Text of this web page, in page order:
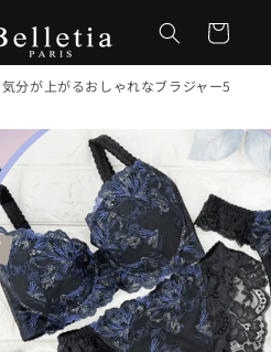
ー
分が上がるおしゃれなブラジャー5